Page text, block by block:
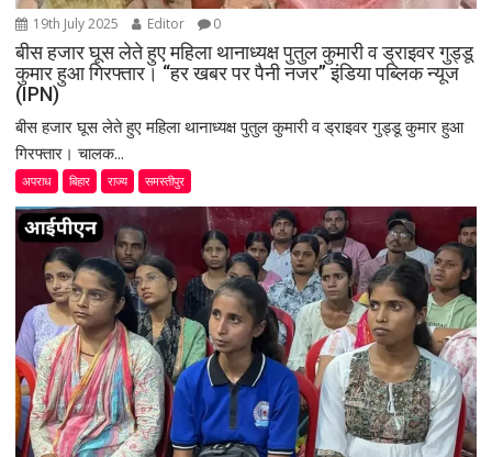
19th July 2025 Editor 0
बीस हजार घूस लेते हुए महिला थानाध्यक्ष पुतुल कुमारी व ड्राइवर गुड्डू
कुमार हुआ गिरफ्तार। “हर खबर पर पैनी नजर” इंडिया पब्लिक न्यूज
(IPN)
बीस हजार घूस लेते हुए महिला थानाध्यक्ष पुतुल कुमारी व ड्राइवर गुड्डू कुमार हुआ
गिरफ्तार। चालक...
अपराध बिहार राज्य समस्तीपुर